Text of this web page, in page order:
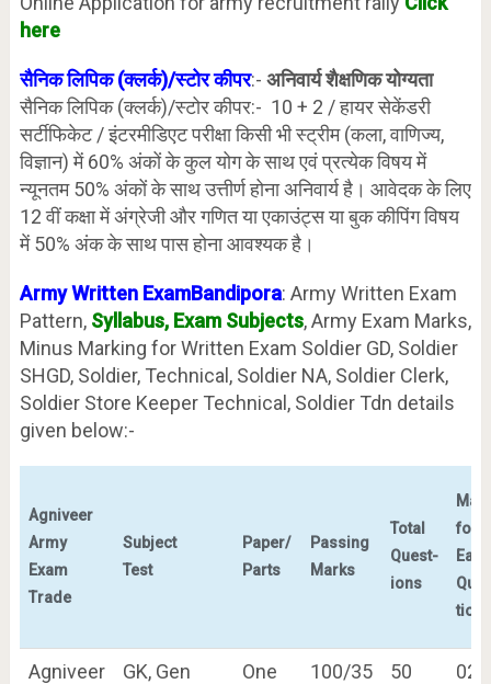
here
सैनिक लिपिक (क्लर्क)/स्टोर कीपर:- अनिवार्य शैक्षणिक योग्यता
सैनिक लिपिक (क्लर्क)/स्टोर कीपर:- 10 + 2 / हायर सेकेंडरी
सर्टीफिकेट / इंटरमीडिएट परीक्षा किसी भी स्ट्रीम (कला, वाणिज्य,
विज्ञान) में 60% अंकों के कुल योग के साथ एवं प्रत्येक विषय में
न्यूनतम 50% अंकों के साथ उत्तीर्ण होना अनिवार्य है। आवेदक के लिए
12 वीं कक्षा में अंग्रेजी और गणित या एकाउंट्स या बुक कीपिंग विषय
में 50% अंक के साथ पास होना आवश्यक है।
Army Written ExamBandipora: Army Written Exam
Pattern, Syllabus, Exam Subjects, Army Exam Marks,
Minus Marking for Written Exam Soldier GD, Soldier
SHGD, Soldier, Technical, Soldier NA, Soldier Clerk,
Soldier Store Keeper Technical, Soldier Tdn details
given below:-
Agniveer
Army
Exam
Trade
Subject
Test
Paper/
Parts
Passing
Marks
Total
Quest-
ions
for
Each
tion
Agniveer
GK, Gen
One
100/35 50 02